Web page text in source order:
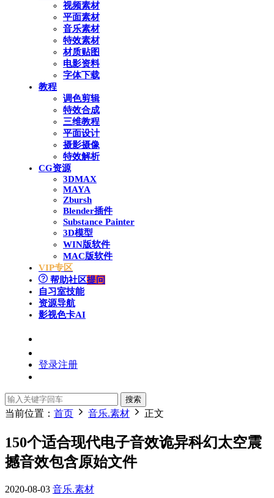
视频素材
平面素材
音乐素材
特效素材
材质贴图
电影资料
字体下载
教程
调色剪辑
特效合成
三维教程
平面设计
摄影摄像
特效解析
CG资源
3DMAX
MAYA
Zbursh
Blender插件
Substance Painter
3D模型
WIN版软件
MAC版软件
VIP专区
帮助社区提问
自习室技能
资源导航
影视色卡AI
登录注册
搜索
当前位置： 首页 音乐.素材 正文
150个适合现代电子音效诡异科幻太空震
撼音效包含原始文件
2020-08-03 音乐.素材